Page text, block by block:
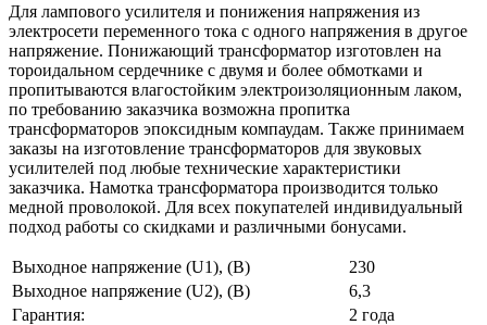
Для лампового усилителя и понижения напряжения из
электросети переменного тока с одного напряжения в другое
напряжение. Понижающий трансформатор изготовлен на
тороидальном сердечнике с двумя и более обмотками и
пропитываются влагостойким электроизоляционным лаком,
по требованию заказчика возможна пропитка
трансформаторов эпоксидным компаудам. Также принимаем
заказы на изготовление трансформаторов для звуковых
усилителей под любые технические характеристики
заказчика. Намотка трансформатора производится только
медной проволокой. Для всех покупателей индивидуальный
подход работы со скидками и различными бонусами.
Выходное напряжение (U1), (В)
230
Выходное напряжение (U2), (В)
6,3
Гарантия:
2 года